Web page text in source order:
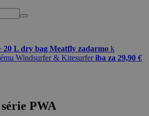
L dry bag Meatfly zadarmo k
Windsurfer & Kitesurferiba za 29,90 €
PWA